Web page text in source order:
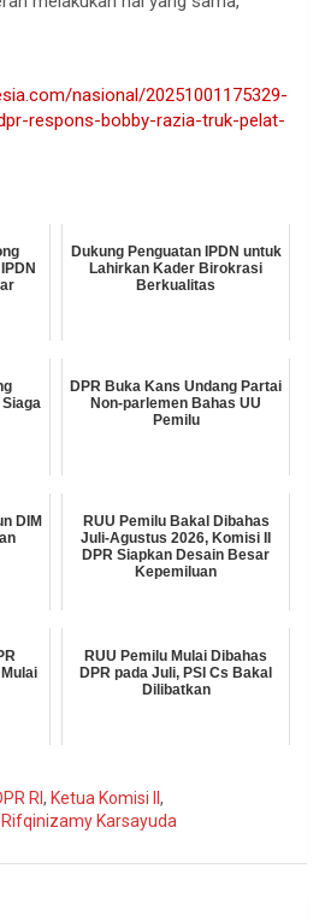
nasional/20251001175329-
respons-bobby-razia-truk-pelat-
Dukung Penguatan IPDN untuk
Lahirkan Kader Birokrasi
Berkualitas
DPR Buka Kans Undang Partai
Non-parlemen Bahas UU
Pemilu
DIM
RUU Pemilu Bakal Dibahas
Juli-Agustus 2026, Komisi II
DPR Siapkan Desain Besar
Kepemiluan
RUU Pemilu Mulai Dibahas
DPR pada Juli, PSI Cs Bakal
Dilibatkan
RI , Ketua Komisi II ,
Rifqinizamy Karsayuda